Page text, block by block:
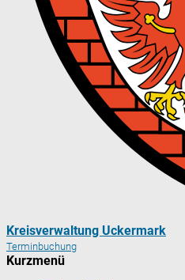
Kreisverwaltung Uckermark
Terminbuchung
Kurzmenü